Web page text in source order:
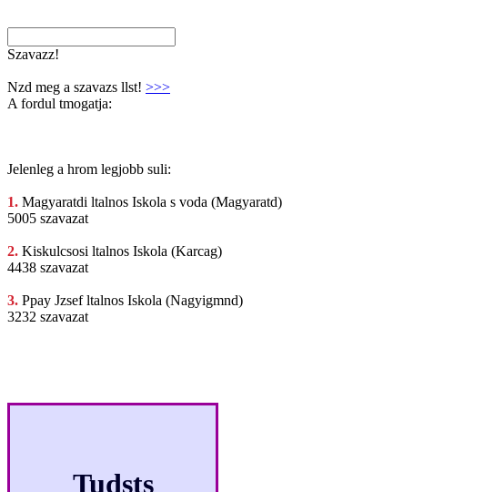
Szavazz!
Nzd meg a szavazs llst! >>>
A fordul tmogatja:
Jelenleg a hrom legjobb suli:
1. Magyaratdi ltalnos Iskola s voda (Magyaratd)
5005 szavazat
2. Kiskulcsosi ltalnos Iskola (Karcag)
4438 szavazat
3. Ppay Jzsefltalnos Iskola (Nagyigmnd)
3232 szavazat
Tudsts